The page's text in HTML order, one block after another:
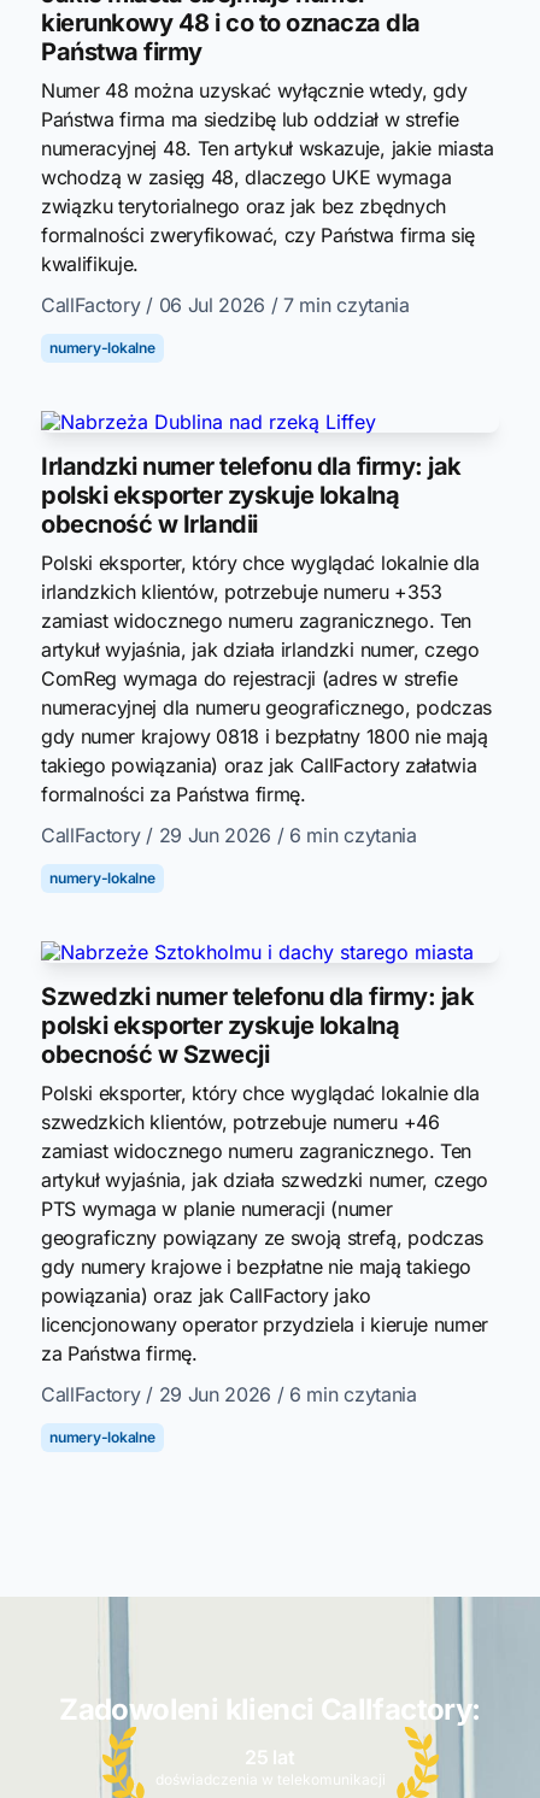
kierunkowy 48 i co to oznacza dla
Państwa firmy
Numer 48 można uzyskać wyłącznie wtedy, gdy
Państwa firma ma siedzibę lub oddział w strefie
numeracyjnej 48. Ten artykuł wskazuje, jakie miasta
wchodzą w zasięg 48, dlaczego UKE wymaga
związku terytorialnego oraz jak bez zbędnych
formalności zweryfikować, czy Państwa firma się
kwalifikuje.
CallFactory / 06 Jul 2026 / 7 min czytania
numery-lokalne
Irlandzki numer telefonu dla firmy: jak
polski eksporter zyskuje lokalną
obecność w Irlandii
Polski eksporter, który chce wyglądać lokalnie dla
irlandzkich klientów, potrzebuje numeru +353
zamiast widocznego numeru zagranicznego. Ten
artykuł wyjaśnia, jak działa irlandzki numer, czego
ComReg wymaga do rejestracji (adres w strefie
numeracyjnej dla numeru geograficznego, podczas
gdy numer krajowy 0818 i bezpłatny 1800 nie mają
takiego powiązania) oraz jak CallFactory załatwia
formalności za Państwa firmę.
CallFactory / 29 Jun 2026 / 6 min czytania
numery-lokalne
Szwedzki numer telefonu dla firmy: jak
polski eksporter zyskuje lokalną
obecność w Szwecji
Polski eksporter, który chce wyglądać lokalnie dla
szwedzkich klientów, potrzebuje numeru +46
zamiast widocznego numeru zagranicznego. Ten
artykuł wyjaśnia, jak działa szwedzki numer, czego
PTS wymaga w planie numeracji (numer
geograficzny powiązany ze swoją strefą, podczas
gdy numery krajowe i bezpłatne nie mają takiego
powiązania) oraz jak CallFactory jako
licencjonowany operator przydziela i kieruje numer
za Państwa firmę.
CallFactory / 29 Jun 2026 / 6 min czytania
numery-lokalne
Zadowoleni klienci Callfactory:
25 lat
doświadczenia w telekomunikacji